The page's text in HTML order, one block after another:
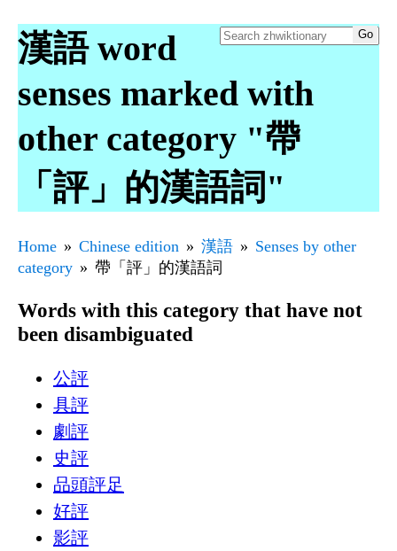
漢語 word
senses marked with
other category "帶
「評」的漢語詞"
Home Chinese edition 漢語
Senses by other
category
帶「評」的漢語詞
Words with this category that have not
been disambiguated
公評
具評
劇評
史評
品頭評足
好評
影評